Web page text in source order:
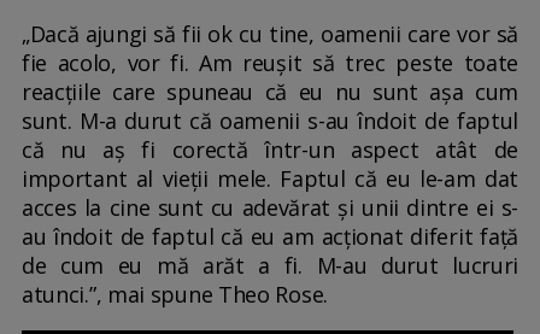
„Dacă ajungi să fii ok cu tine, oamenii care vor să
fie acolo, vor fi. Am reușit să trec peste toate
reacțiile care spuneau că eu nu sunt așa cum
sunt. M-a durut că oamenii s-au îndoit de faptul
că nu aș fi corectă într-un aspect atât de
important al vieții mele. Faptul că eu le-am dat
acces la cine sunt cu adevărat și unii dintre ei s-
au îndoit de faptul că eu am acționat diferit față
de cum eu mă arăt a fi. M-au durut lucruri
atunci.”, mai spune Theo Rose.